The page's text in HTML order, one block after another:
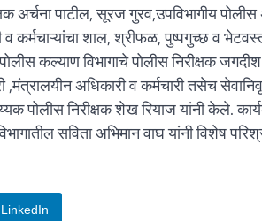
पाटील, सूरज गुरव,उपविभागीय
व कर्मचाऱ्यांचा शाल, श्रीफळ, पुष्पगुच्छ व
कल्याण विभागाचे पोलीस निरीक्षक
अधिकारी व कर्मचारी तसेच
पोलीस निरीक्षक शेख रियाज यांनी केले.
सविता अभिमान वाघ यांनी विशेष
LinkedIn